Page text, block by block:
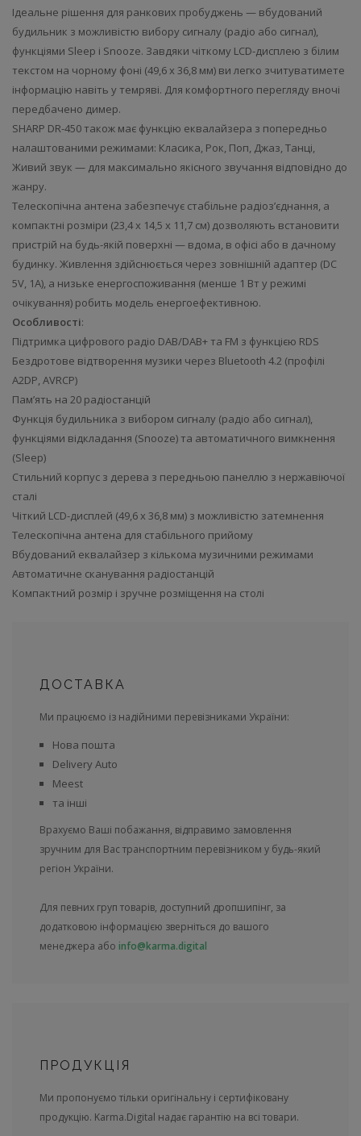
Ідеальне рішення для ранкових пробуджень — вбудований
будильник з можливістю вибору сигналу (радіо або сигнал),
функціями Sleep і Snooze. Завдяки чіткому LCD-дисплею з білим
текстом на чорному фоні (49,6 x 36,8 мм) ви легко зчитуватимете
інформацію навіть у темряві. Для комфортного перегляду вночі
передбачено димер.
SHARP DR-450 також має функцію еквалайзера з попередньо
налаштованими режимами: Класика, Рок, Поп, Джаз, Танці,
Живий звук — для максимально якісного звучання відповідно до
жанру.
Телескопічна антена забезпечує стабільне радіоз’єднання, а
компактні розміри (23,4 x 14,5 x 11,7 см) дозволяють встановити
пристрій на будь-якій поверхні — вдома, в офісі або в дачному
будинку. Живлення здійснюється через зовнішній адаптер (DC
5V, 1A), а низьке енергоспоживання (менше 1 Вт у режимі
очікування) робить модель енергоефективною.
Особливості:
Підтримка цифрового радіо DAB/DAB+ та FM з функцією RDS
Бездротове відтворення музики через Bluetooth 4.2 (профілі
A2DP, AVRCP)
Пам’ять на 20 радіостанцій
Функція будильника з вибором сигналу (радіо або сигнал),
функціями відкладання (Snooze) та автоматичного вимкнення
(Sleep)
Стильний корпус з дерева з передньою панеллю з нержавіючої
сталі
Чіткий LCD-дисплей (49,6 х 36,8 мм) з можливістю затемнення
Телескопічна антена для стабільного прийому
Вбудований еквалайзер з кількома музичними режимами
Автоматичне сканування радіостанцій
Компактний розмір і зручне розміщення на столі
ДОСТАВКА
Ми працюємо із надійними перевізниками України:
Нова пошта
Delivery Auto
Meest
та інші
Врахуємо Ваші побажання, відправимо замовлення
зручним для Вас транспортним перевізником у будь-який
регіон України.
Для певних груп товарів, доступний дропшипінг, за
додатковою інформацією зверніться до вашого
менеджера або info@karma.digital
ПРОДУКЦІЯ
Ми пропонуємо тільки оригінальну і сертифіковану
продукцію. Karma.Digital надає гарантію на всі товари.